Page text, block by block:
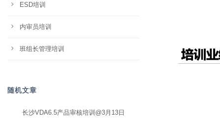
ESD培训
内审员培训
班组长管理培训
随机文章
长沙VDA6.5产品审核培训@3月13日